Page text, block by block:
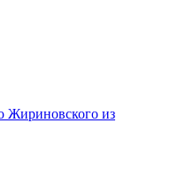
Жириновского из